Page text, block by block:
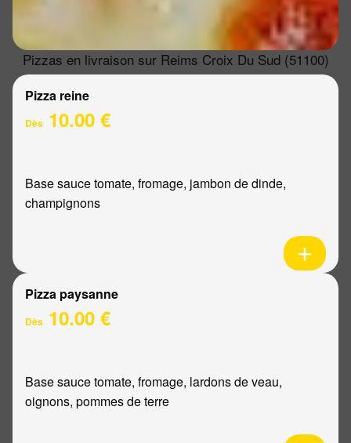
Pizzas en livraison sur Reims Croix Du Sud (51100)
Pizza reine
Dès 10.00 €
Base sauce tomate, fromage, jambon de dinde,
champignons
Pizza paysanne
Dès 10.00 €
Base sauce tomate, fromage, lardons de veau,
oignons, pommes de terre